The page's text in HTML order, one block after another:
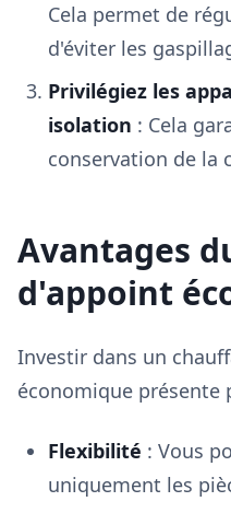
Cela permet de
d'éviter les
Privilégiez les
isolation : Cela
conservation de la
Avantages
d'appoint
Investir dans un
économique présente
Flexibilité : Vous
uniquement les